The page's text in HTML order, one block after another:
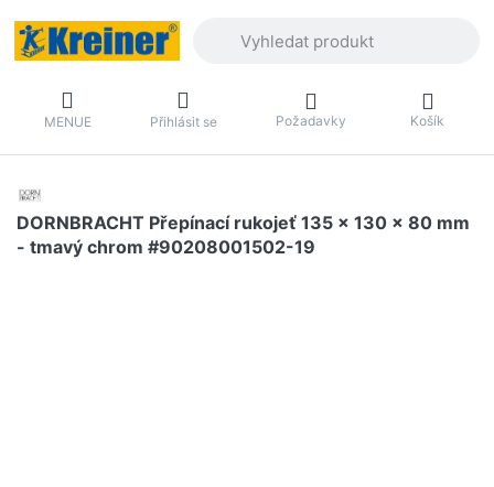
MENUE Přihlásit se Požadavky Košík
DORNBRACHT Přepínací rukojeť 135 x 130 x 80 mm
- tmavý chrom #90208001502-19